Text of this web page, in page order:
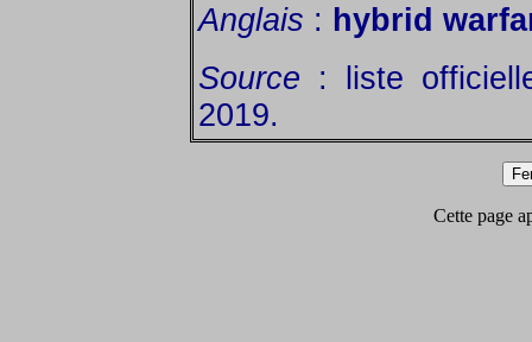
Anglais : hybrid
Source : liste
2019.
Cette page